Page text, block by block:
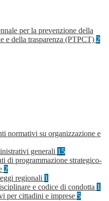
per la prevenzione della
e della trasparenza (PTPCT) 2
normativi su organizzazione e
generali 15
di programmazione strategico-
2
regionali 1
e codice di condotta 1
per cittadini e imprese 5